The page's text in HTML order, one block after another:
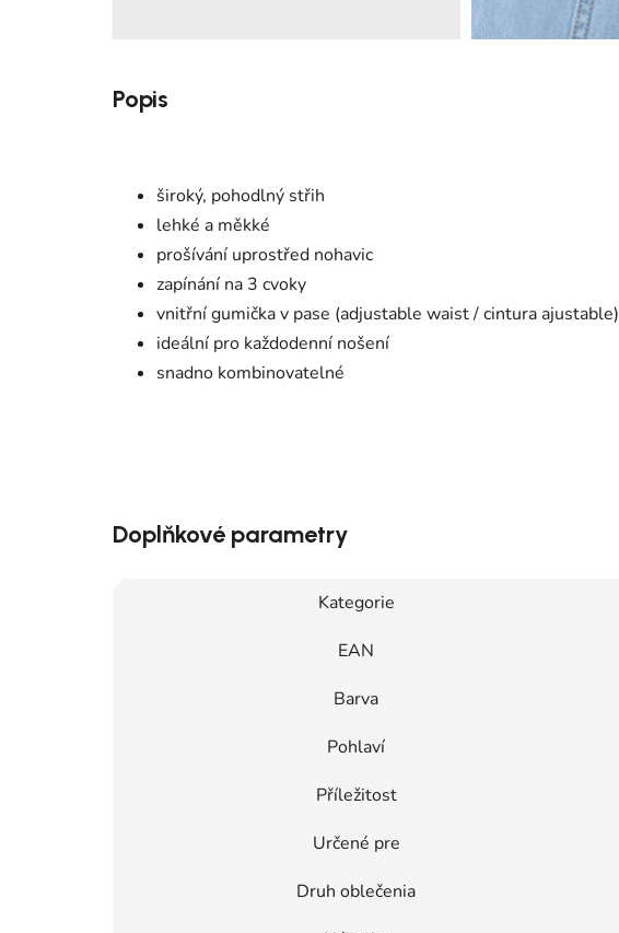
Popis
široký, pohodlný střih
lehké a měkké
prošívání uprostřed nohavic
zapínání na 3 cvoky
vnitřní gumička v pase (adjustable waist / cintura ajustable)
ideální pro každodenní nošení
snadno kombinovatelné
Doplňkové parametry
Kategorie
EAN
Barva
Pohlaví
Příležitost
Určené pre
Druh oblečenia